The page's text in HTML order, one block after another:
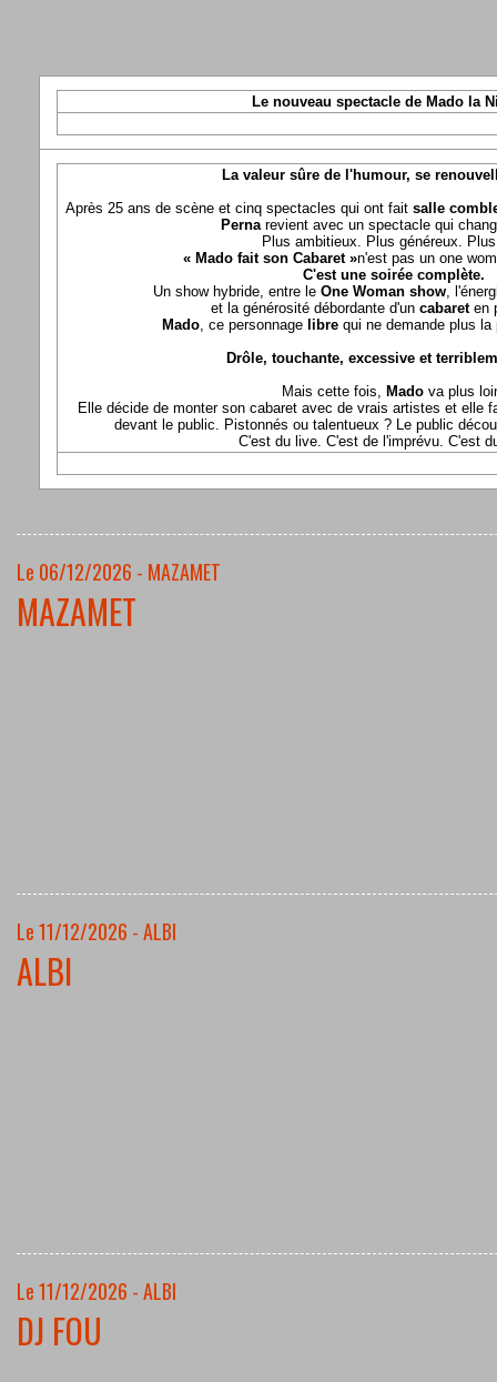
Le nouveau spectacle de Mado la
La valeur sûre de l'humour, se
Après 25 ans de scène et cinq spectacles qui ont fait salle
Pernarevient avec un spectacle qui
Plus ambitieux. Plus généreux.
« Mado fait son Cabaret »n'est pas un one
C'est une soirée complète.
Un show hybride, entre le One Woman show,
et la générosité débordante d'un cabaret en
Mado, ce personnage librequi ne demande plus la
Drôle, touchante, excessive et
Mais cette fois, Mado va plus
Elle décide de monter son cabaret avec de vrais artistes et elle
devant le public. Pistonnés ou talentueux ? Le public
C'est du live. C'est de l'imprévu. C'est
Le 06/12/2026 - MAZAMET
MAZAMET
Le 11/12/2026 - ALBI
ALBI
Le 11/12/2026 - ALBI
DJ FOU